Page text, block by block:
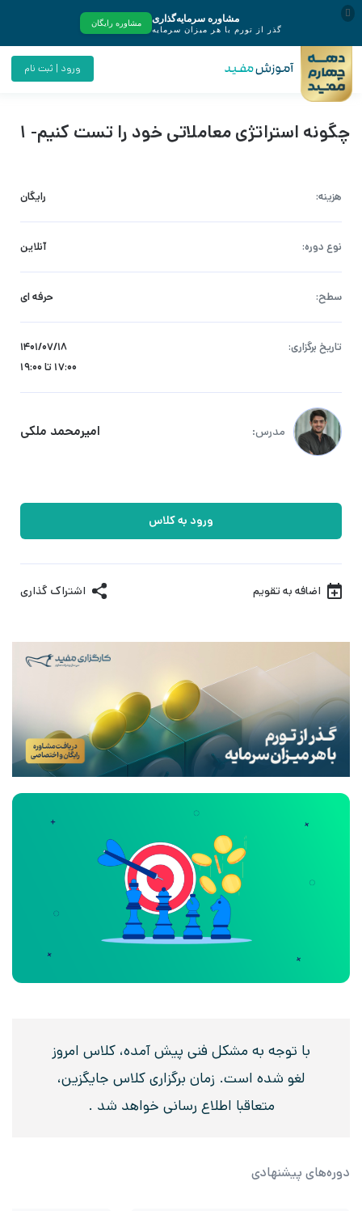
ورود | ثبت نام
چگونه استراتژی معاملاتی خود را تست کنیم- 1
با توجه به مشکل فنی پیش آمده، کلاس امروز
لغو شده است. زمان برگزاری کلاس جایگزین،
متعاقبا اطلاع رسانی خواهد شد .
دوره‌های پیشنهادی
هزینه: رایگان
نوع دوره: آنلاین
سطح: حرفه ای
تاریخ برگزاری:
۱۴۰۱/۰۷/۱۸
17:00 تا 19:00
مدرس: امیرمحمد ملکی
ورود به کلاس
اضافه به تقویم اشتراک گذاری